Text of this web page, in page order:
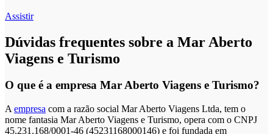
Assistir
Dúvidas frequentes sobre a Mar Aberto
Viagens e Turismo
O que é a empresa Mar Aberto Viagens e Turismo?
A empresa com a razão social Mar Aberto Viagens Ltda, tem o
nome fantasia Mar Aberto Viagens e Turismo, opera com o CNPJ
45.231.168/0001-46 (45231168000146) e foi fundada em